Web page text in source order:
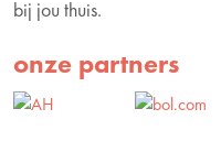
bij jou thuis.
onze partners